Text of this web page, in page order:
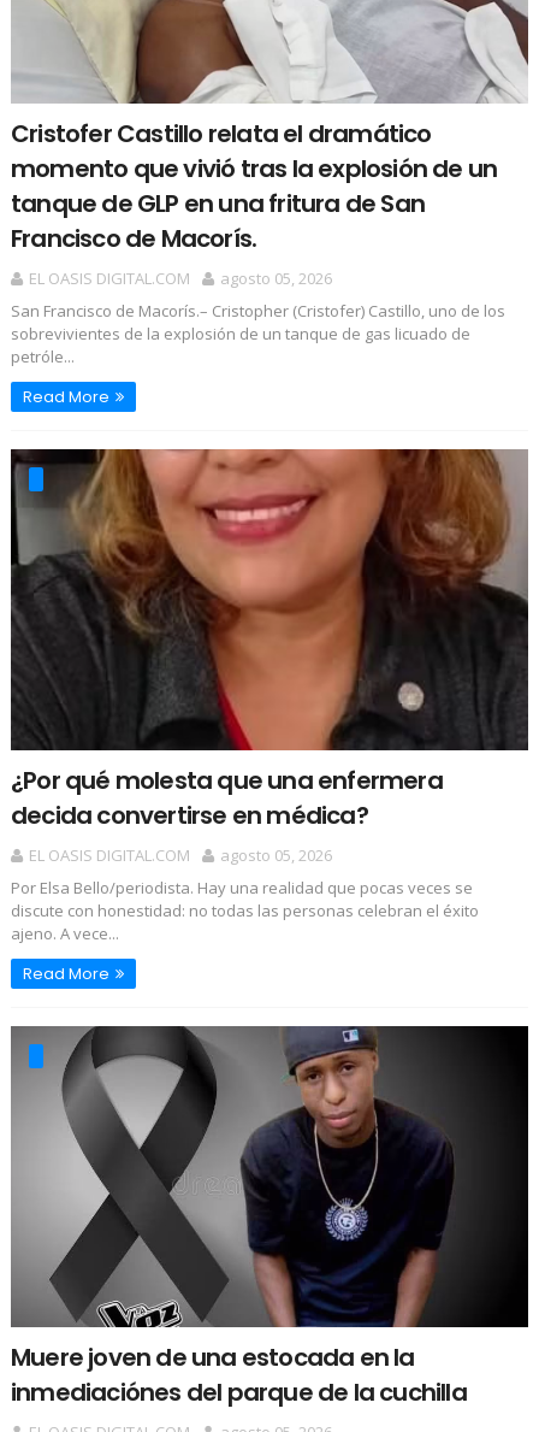
Cristofer Castillo relata el dramático
momento que vivió tras la explosión de un
tanque de GLP en una fritura de San
Francisco de Macorís.
EL OASIS DIGITAL.COM
agosto 05, 2026
San Francisco de Macorís.– Cristopher (Cristofer) Castillo, uno de los
sobrevivientes de la explosión de un tanque de gas licuado de
petróle...
Read More
¿Por qué molesta que una enfermera
decida convertirse en médica?
EL OASIS DIGITAL.COM
agosto 05, 2026
Por Elsa Bello/periodista. Hay una realidad que pocas veces se
discute con honestidad: no todas las personas celebran el éxito
ajeno. A vece...
Read More
Muere joven de una estocada en la
inmediaciónes del parque de la cuchilla